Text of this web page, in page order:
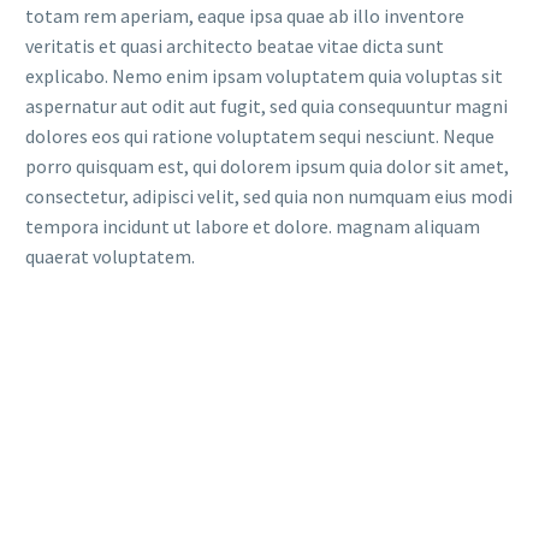
totam rem aperiam, eaque ipsa quae ab illo inventore
veritatis et quasi architecto beatae vitae dicta sunt
explicabo. Nemo enim ipsam voluptatem quia voluptas sit
aspernatur aut odit aut fugit, sed quia consequuntur magni
dolores eos qui ratione voluptatem sequi nesciunt. Neque
porro quisquam est, qui dolorem ipsum quia dolor sit amet,
consectetur, adipisci velit, sed quia non numquam eius modi
tempora incidunt ut labore et dolore. magnam aliquam
quaerat voluptatem.